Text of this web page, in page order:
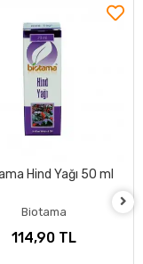
Hind Yağı 50 ml
Biotama
114,90 TL